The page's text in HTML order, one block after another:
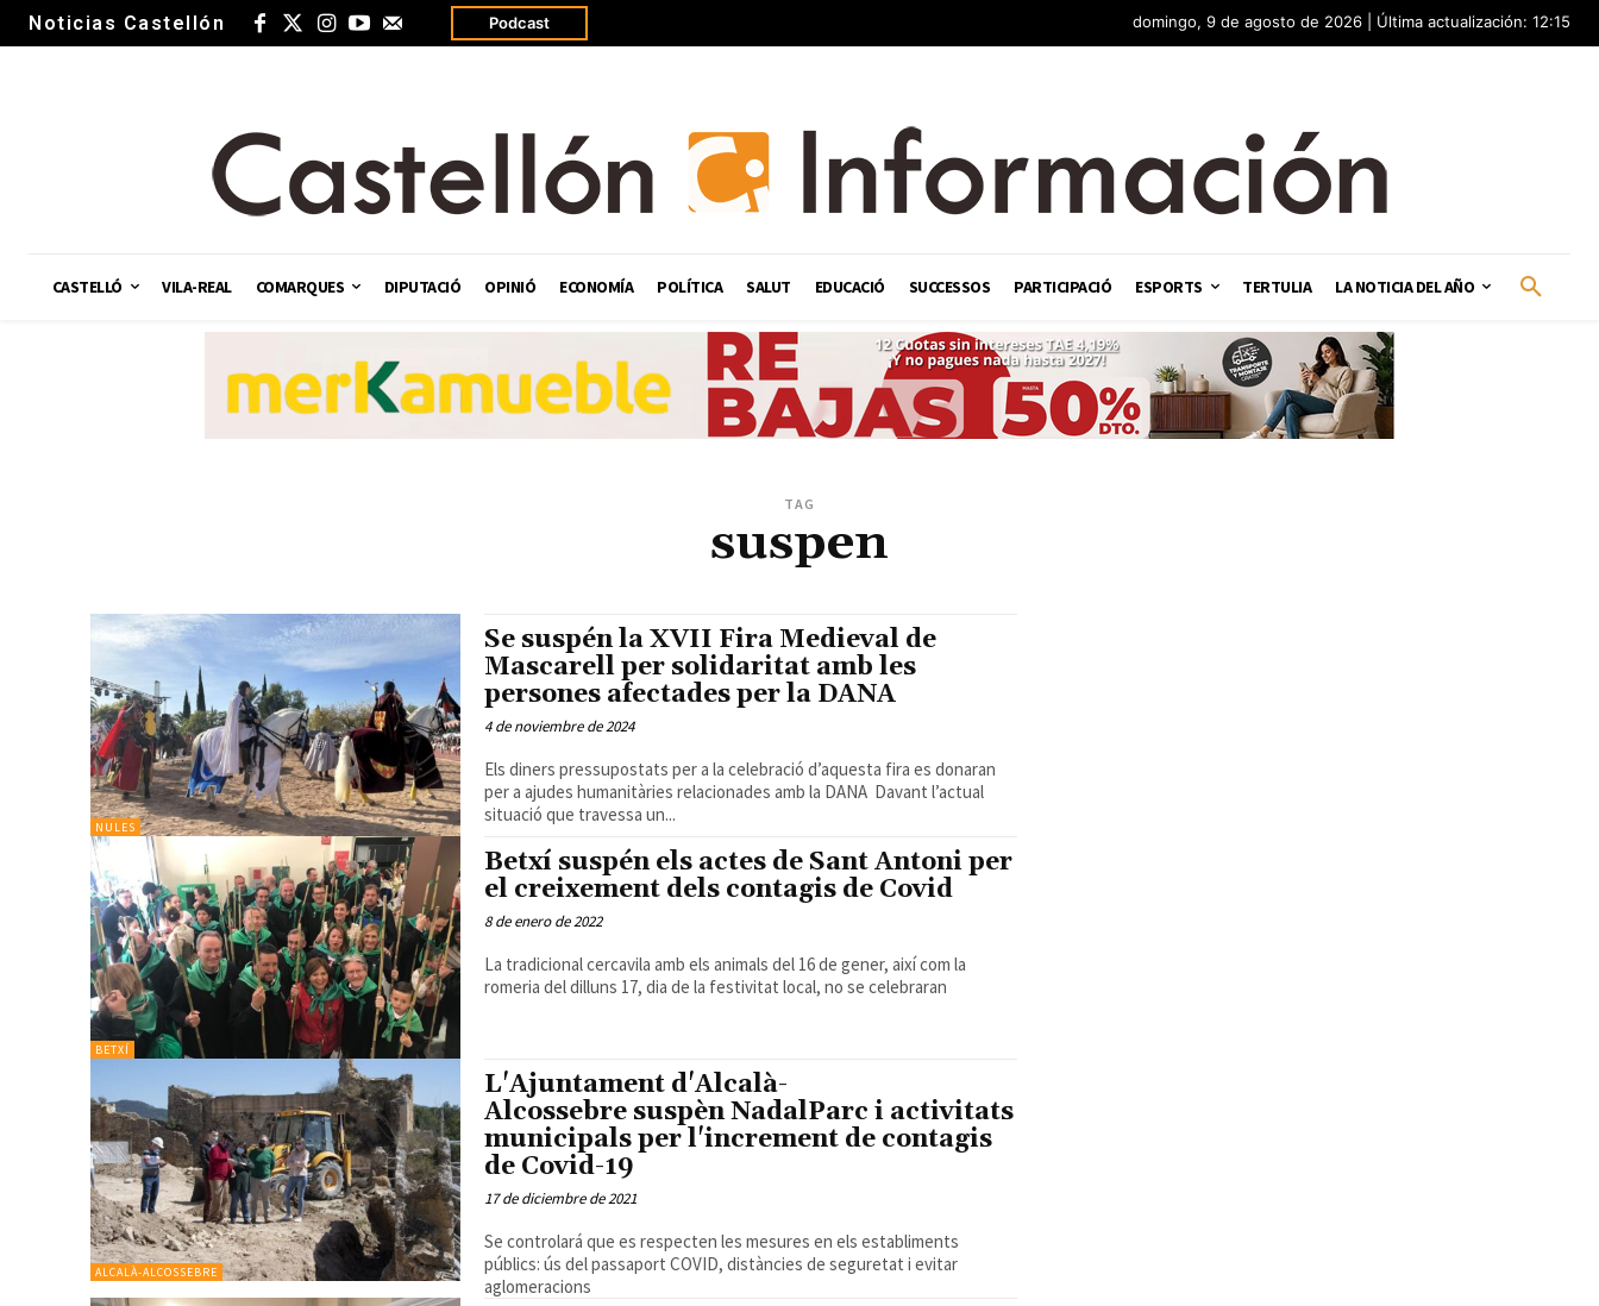
Noticias Castellón Podcast domingo, 9 de agosto de 2026 | Última actualización: 12:15
CASTELLÓ VILA-REAL COMARQUES DIPUTACIÓ OPINIÓ ECONOMÍA POLÍTICA SALUT EDUCACIÓ SUCCESSOS PARTICIPACIÓ ESPORTS TERTULIA LA NOTICIA DEL AÑO
TAG
suspen
NULES
Se suspén la XVII Fira Medieval de
Mascarell per solidaritat amb les
persones afectades per la DANA
4 de noviembre de 2024
Els diners pressupostats per a la celebració d’aquesta fira es donaran
per a ajudes humanitàries relacionades amb la DANA Davant l’actual
situació que travessa un...
BETXÍ
Betxí suspén els actes de Sant Antoni per
el creixement dels contagis de Covid
8 de enero de 2022
La tradicional cercavila amb els animals del 16 de gener, així com la
romeria del dilluns 17, dia de la festivitat local, no se celebraran
ALCALÀ-ALCOSSEBRE
L'Ajuntament d'Alcalà-
Alcossebre suspèn NadalParc i activitats
municipals per l'increment de contagis
de Covid-19
17 de diciembre de 2021
Se controlará que es respecten les mesures en els establiments
públics: ús del passaport COVID, distàncies de seguretat i evitar
aglomeracions